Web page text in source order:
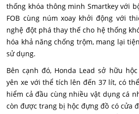
thống khóa thông minh Smartkey với
FOB cùng núm xoay khởi động với
nghệ đột phá thay thế cho hệ thống
hóa khả năng chống trộm, mang lại
sử dụng.
Bên cạnh đó, Honda Lead sở hữu
yên xe với thể tích lên đến 37 lít, có
hiểm cả đầu cùng nhiều vật dụng cá
còn được trang bị hộc đựng đồ có cửa